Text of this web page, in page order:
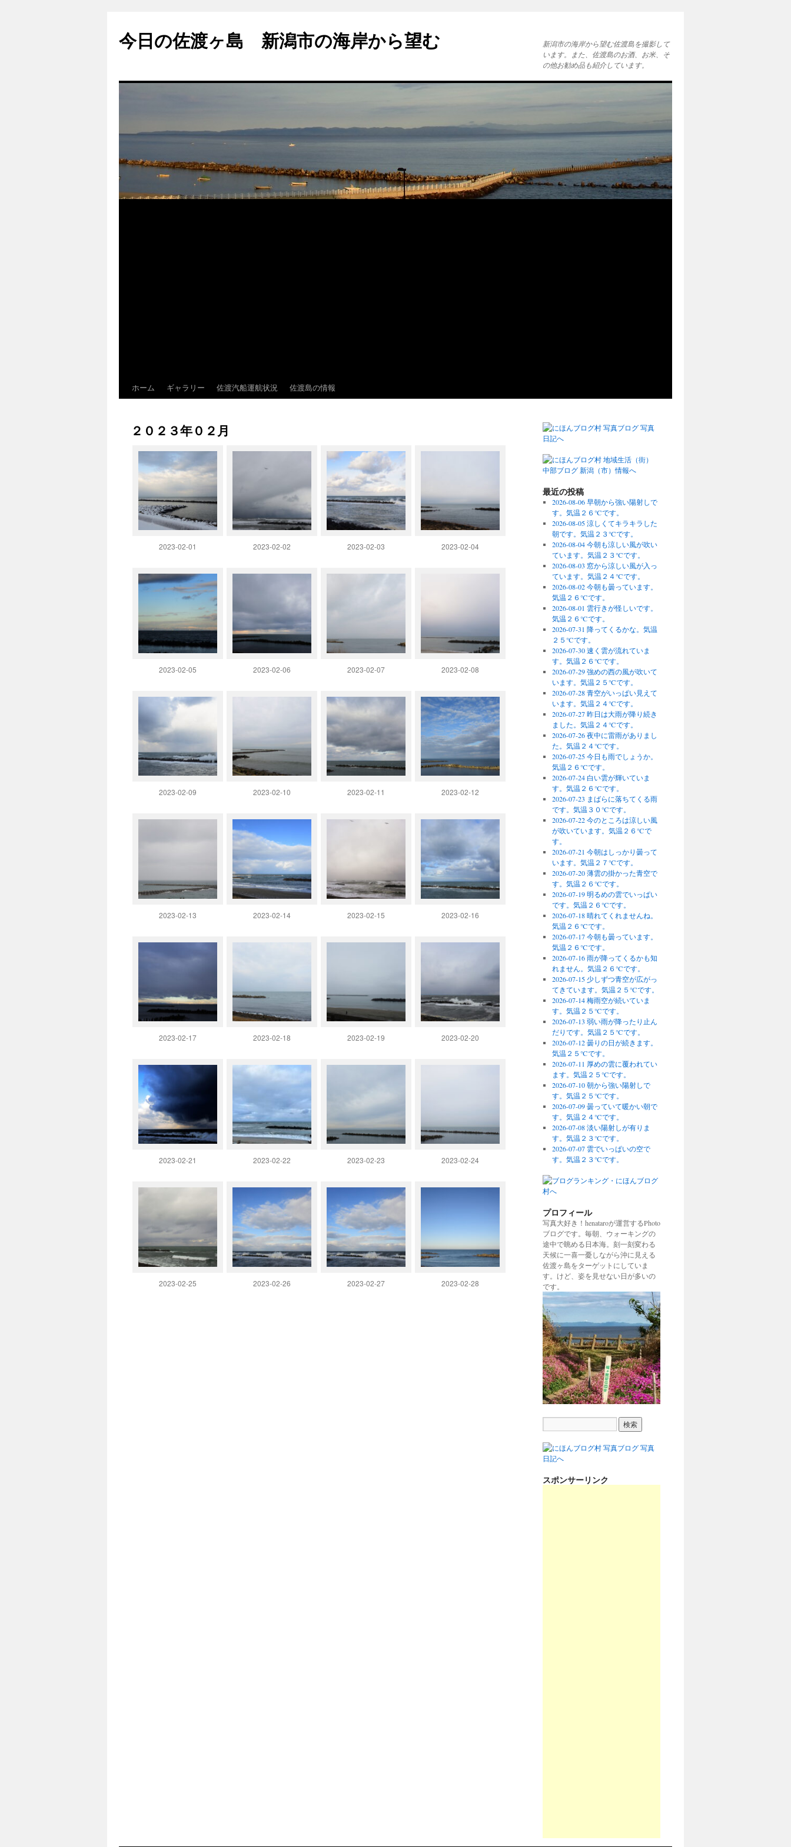
テ
ス
今日の佐渡ヶ島 新潟市の海岸から望む
新潟市の海岸から望む佐渡島を撮影して
います。また、佐渡島のお酒、お米、そ
の他お勧め品も紹介しています。
ホーム ギャラリー 佐渡汽船運航状況 佐渡島の情報
２０２３年０２月
2023-02-01 2023-02-02 2023-02-03 2023-02-04
2023-02-05 2023-02-06 2023-02-07 2023-02-08
2023-02-09 2023-02-10 2023-02-11 2023-02-12
2023-02-13 2023-02-14 2023-02-15 2023-02-16
2023-02-17 2023-02-18 2023-02-19 2023-02-20
2023-02-21 2023-02-22 2023-02-23 2023-02-24
2023-02-25 2023-02-26 2023-02-27 2023-02-28
最近の投稿
2026-08-06 早朝から強い陽射しで
す。気温２６℃です。
2026-08-05 涼しくてキラキラした
朝です。気温２３℃です。
2026-08-04 今朝も涼しい風が吹い
ています。気温２３℃です。
2026-08-03 窓から涼しい風が入っ
ています。気温２４℃です。
2026-08-02 今朝も曇っています。
気温２６℃です。
2026-08-01 雲行きが怪しいです。
気温２６℃です。
2026-07-31 降ってくるかな。気温
２５℃です。
2026-07-30 速く雲が流れていま
す。気温２６℃です。
2026-07-29 強めの西の風が吹いて
います。気温２５℃です。
2026-07-28 青空がいっぱい見えて
います。気温２４℃です。
2026-07-27 昨日は大雨が降り続き
ました。気温２４℃です。
2026-07-26 夜中に雷雨がありまし
た。気温２４℃です。
2026-07-25 今日も雨でしょうか。
気温２６℃です。
2026-07-24 白い雲が輝いていま
す。気温２６℃です。
2026-07-23 まばらに落ちてくる雨
です。気温３０℃です。
2026-07-22 今のところは涼しい風
が吹いています。気温２６℃で
す。
2026-07-21 今朝はしっかり曇って
います。気温２７℃です。
2026-07-20 薄雲の掛かった青空で
す。気温２６℃です。
2026-07-19 明るめの雲でいっぱい
です。気温２６℃です。
2026-07-18 晴れてくれませんね。
気温２６℃です。
2026-07-17 今朝も曇っています。
気温２６℃です。
2026-07-16 雨が降ってくるかも知
れません。気温２６℃です。
2026-07-15 少しずつ青空が広がっ
てきています。気温２５℃です。
2026-07-14 梅雨空が続いていま
す。気温２５℃です。
2026-07-13 弱い雨が降ったり止ん
だりです。気温２５℃です。
2026-07-12 曇りの日が続きます。
気温２５℃です。
2026-07-11 厚めの雲に覆われてい
ます。気温２５℃です。
2026-07-10 朝から強い陽射しで
す。気温２５℃です。
2026-07-09 曇っていて暖かい朝で
す。気温２４℃です。
2026-07-08 淡い陽射しが有りま
す。気温２３℃です。
2026-07-07 雲でいっぱいの空で
す。気温２３℃です。
プロフィール
写真大好き！henataroが運営するPhoto
ブログです。毎朝、ウォーキングの
途中で眺める日本海。刻一刻変わる
天候に一喜一憂しながら沖に見える
佐渡ヶ島をターゲットにしていま
す。けど、姿を見せない日が多いの
です。
スポンサーリンク